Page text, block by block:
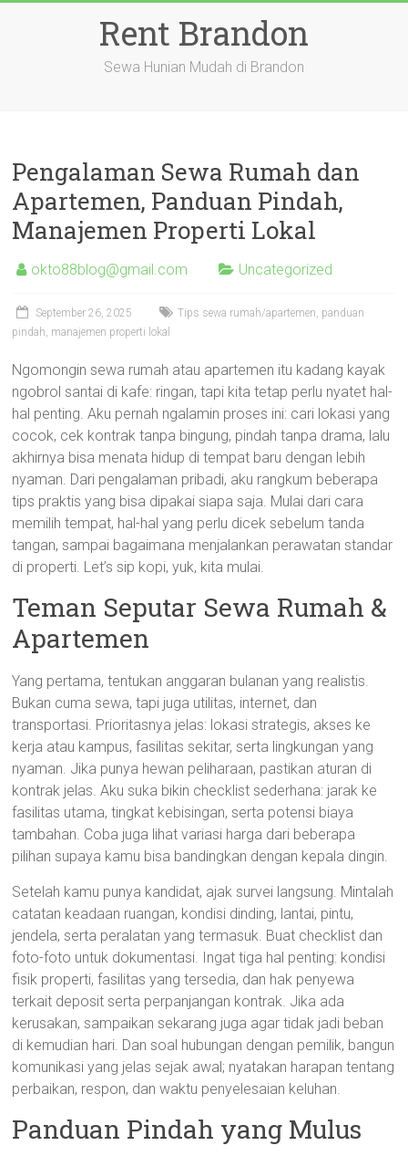
Rent Brandon
Sewa Hunian Mudah di Brandon
Pengalaman Sewa Rumah dan
Apartemen, Panduan Pindah,
Manajemen Properti Lokal
okto88blog@gmail.com Uncategorized
September 26, 2025
Tips sewa rumah/apartemen, panduan
pindah, manajemen properti lokal
Ngomongin sewa rumah atau apartemen itu kadang kayak
ngobrol santai di kafe: ringan, tapi kita tetap perlu nyatet hal-
hal penting. Aku pernah ngalamin proses ini: cari lokasi yang
cocok, cek kontrak tanpa bingung, pindah tanpa drama, lalu
akhirnya bisa menata hidup di tempat baru dengan lebih
nyaman. Dari pengalaman pribadi, aku rangkum beberapa
tips praktis yang bisa dipakai siapa saja. Mulai dari cara
memilih tempat, hal-hal yang perlu dicek sebelum tanda
tangan, sampai bagaimana menjalankan perawatan standar
di properti. Let’s sip kopi, yuk, kita mulai.
Teman Seputar Sewa Rumah &
Apartemen
Yang pertama, tentukan anggaran bulanan yang realistis.
Bukan cuma sewa, tapi juga utilitas, internet, dan
transportasi. Prioritasnya jelas: lokasi strategis, akses ke
kerja atau kampus, fasilitas sekitar, serta lingkungan yang
nyaman. Jika punya hewan peliharaan, pastikan aturan di
kontrak jelas. Aku suka bikin checklist sederhana: jarak ke
fasilitas utama, tingkat kebisingan, serta potensi biaya
tambahan. Coba juga lihat variasi harga dari beberapa
pilihan supaya kamu bisa bandingkan dengan kepala dingin.
Setelah kamu punya kandidat, ajak survei langsung. Mintalah
catatan keadaan ruangan, kondisi dinding, lantai, pintu,
jendela, serta peralatan yang termasuk. Buat checklist dan
foto-foto untuk dokumentasi. Ingat tiga hal penting: kondisi
fisik properti, fasilitas yang tersedia, dan hak penyewa
terkait deposit serta perpanjangan kontrak. Jika ada
kerusakan, sampaikan sekarang juga agar tidak jadi beban
di kemudian hari. Dan soal hubungan dengan pemilik, bangun
komunikasi yang jelas sejak awal; nyatakan harapan tentang
perbaikan, respon, dan waktu penyelesaian keluhan.
Panduan Pindah yang Mulus